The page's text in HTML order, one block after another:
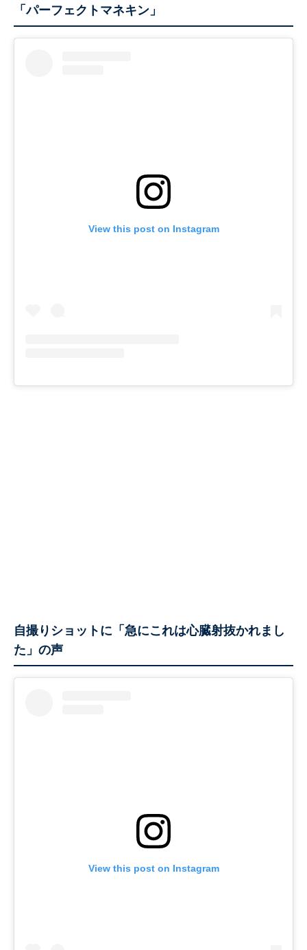
「パーフェクトマネキン」
View this post on Instagram
自撮りショットに「急にこれは心臓射抜かれまし
た」の声
View this post on Instagram